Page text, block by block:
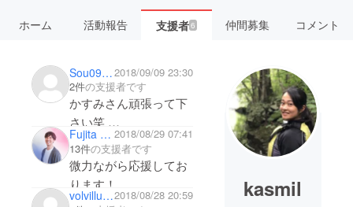
ホーム 活動報告 支援者6 仲間募集 コメント
Sou09232018/09/09 23:30
2件の支援者です
かすみさん頑張って下
さい笑
かすみさんならやれま
す！笑 英語レッスン
待ってます！
Fujita Kazuki 2018/08/29 07:41
13件の支援者です
微力ながら応援してお
ります！
少しでも多くの方が現
volvillusion2018/08/28 20:59
kasmil